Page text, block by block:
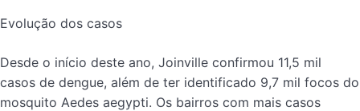
Evolução dos casos
Desde o início deste ano, Joinville confirmou 11,5 mil
casos de dengue, além de ter identificado 9,7 mil focos do
mosquito Aedes aegypti. Os bairros com mais casos